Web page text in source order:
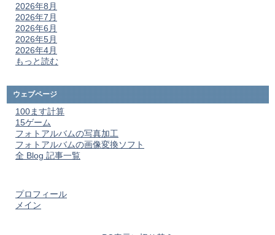
2026年8月
2026年7月
2026年6月
2026年5月
2026年4月
もっと読む
ウェブページ
100ます計算
15ゲーム
フォトアルバムの写真加工
フォトアルバムの画像変換ソフト
全 Blog 記事一覧
プロフィール
メイン